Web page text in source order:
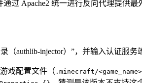
过 Apache2 统一进行反向代理提供最
authlib-injector）”，并输入认证服务
戏配置文件（ .minecraft/